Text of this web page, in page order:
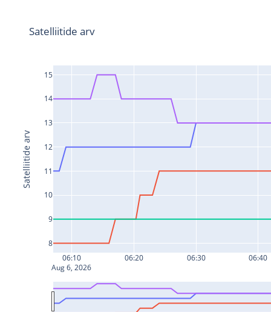
06:10
Aug 6, 2026
06:20 06:30 06:40
8
9
10
11
12
13
14
15
Satelliitide arv
Satelliitide arv